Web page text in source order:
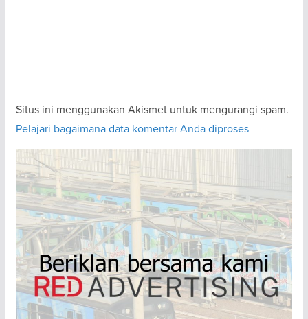
Situs ini menggunakan Akismet untuk mengurangi spam.
Pelajari bagaimana data komentar Anda diproses